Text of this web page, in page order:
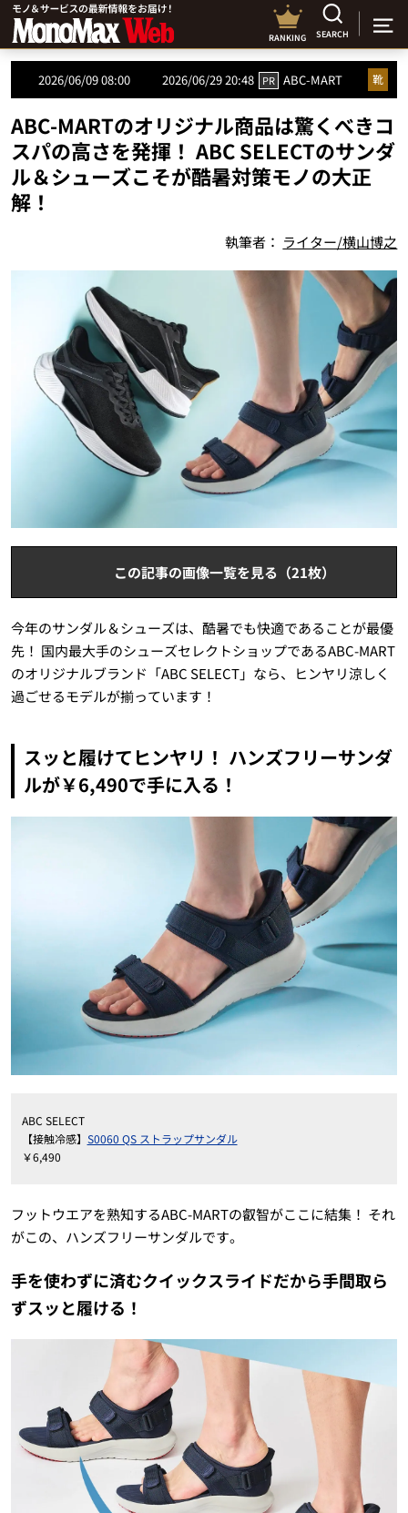
RANKING SEARCH
2026/06/09 08:00 2026/06/29 20:48 PR ABC-MART 靴
ABC-MARTのオリジナル商品は驚くべきコ
スパの高さを発揮！ ABC SELECTのサンダ
ル＆シューズこそが酷暑対策モノの大正
解！
執筆者： ライター/横山博之
この記事の画像一覧を見る（21枚）
今年のサンダル＆シューズは、酷暑でも快適であることが最優
先！ 国内最大手のシューズセレクトショップであるABC-MART
のオリジナルブランド「ABC SELECT」なら、ヒンヤリ涼しく
過ごせるモデルが揃っています！
スッと履けてヒンヤリ！ ハンズフリーサンダ
ルが￥6,490で手に入る！
ABC SELECT
【接触冷感】 S0060 QS ストラップサンダル
￥6,490
フットウエアを熟知するABC-MARTの叡智がここに結集！ それ
がこの、ハンズフリーサンダルです。
手を使わずに済むクイックスライドだから手間取ら
ずスッと履ける！